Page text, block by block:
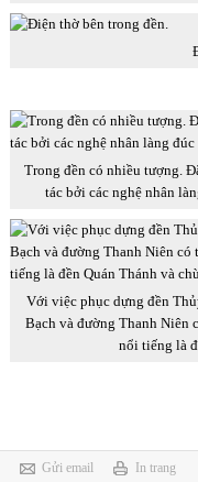
Trong đền có nhiều tượng.
tác bởi các nghệ nhân
Với việc phục dựng đền
Bạch và đường Thanh Niên
nổi tiếng là
Gửi email In trang